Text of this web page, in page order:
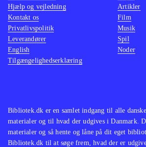
Bibliotek.dk er en samlet indgang til alle
materialer og til hvad der udgives i Danmark.
materialer og så hente og låne på dit eget
Bibliotek.dk til at søge frem, hvad der er
Hjælp og vejledning
Kontakt os
Privatlivspolitik
Leverandører
English
Tilgængelighedserklæring
Artikler
Film
Musik
Spil
Noder